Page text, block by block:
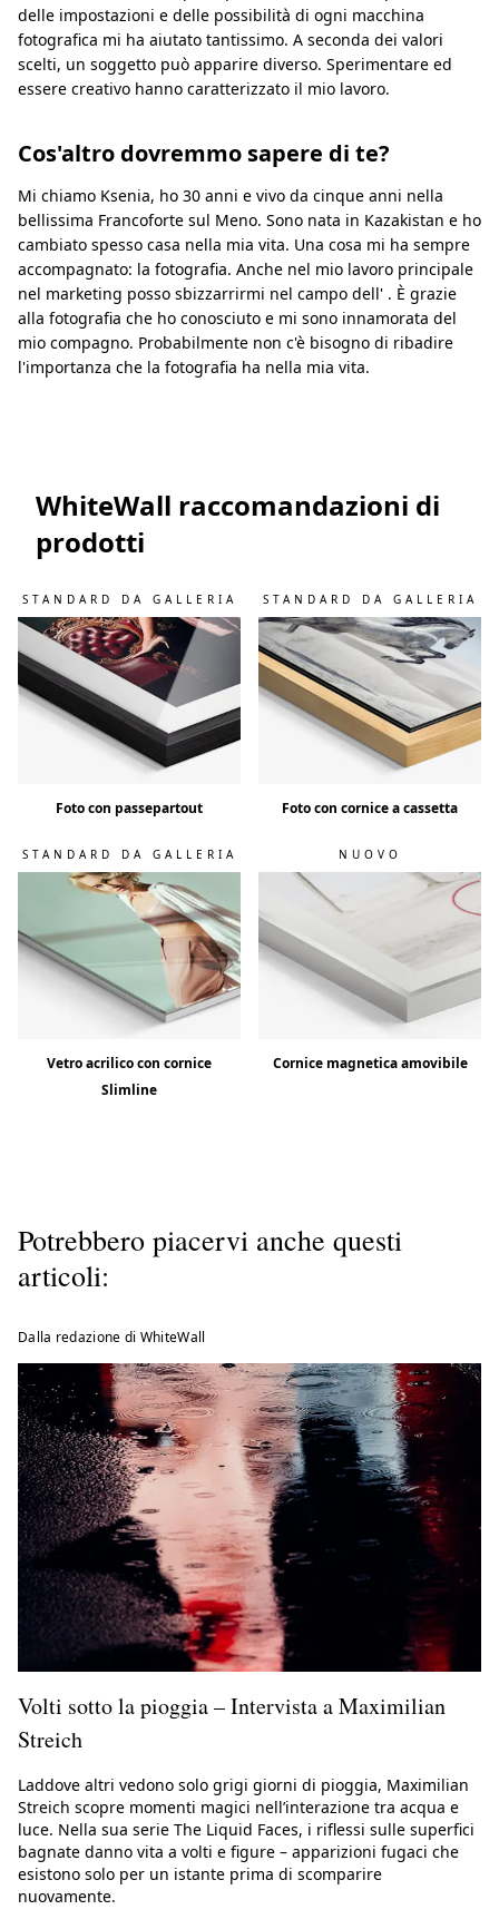
delle impostazioni e delle possibilità di ogni macchina
fotografica mi ha aiutato tantissimo. A seconda dei valori
scelti, un soggetto può apparire diverso. Sperimentare ed
essere creativo hanno caratterizzato il mio lavoro.
Cos'altro dovremmo sapere di te?
Mi chiamo Ksenia, ho 30 anni e vivo da cinque anni nella
bellissima Francoforte sul Meno. Sono nata in Kazakistan e ho
cambiato spesso casa nella mia vita. Una cosa mi ha sempre
accompagnato: la fotografia. Anche nel mio lavoro principale
nel marketing posso sbizzarrirmi nel campo dell' . È grazie
alla fotografia che ho conosciuto e mi sono innamorata del
mio compagno. Probabilmente non c'è bisogno di ribadire
l'importanza che la fotografia ha nella mia vita.
WhiteWall raccomandazioni di
prodotti
STANDARD DA GALLERIA
Foto con passepartout
STANDARD DA GALLERIA
Foto con cornice a cassetta
STANDARD DA GALLERIA
Vetro acrilico con cornice
Slimline
NUOVO
Cornice magnetica amovibile
Potrebbero piacervi anche questi
articoli:
Dalla redazione di WhiteWall
Volti sotto la pioggia – Intervista a Maximilian
Streich
Laddove altri vedono solo grigi giorni di pioggia, Maximilian
Streich scopre momenti magici nell’interazione tra acqua e
luce. Nella sua serie The Liquid Faces, i riflessi sulle superfici
bagnate danno vita a volti e figure – apparizioni fugaci che
esistono solo per un istante prima di scomparire
nuovamente.